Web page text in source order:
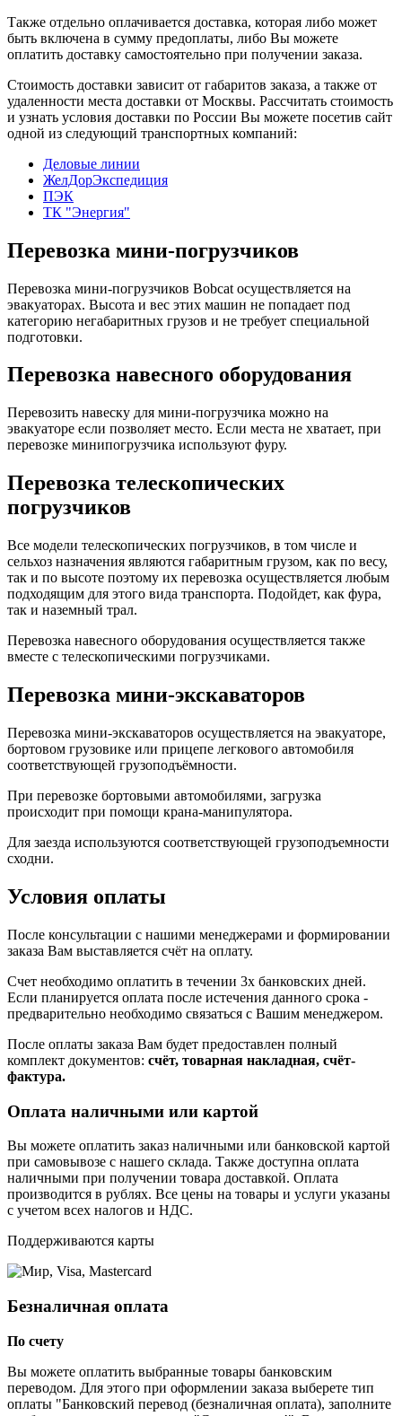
Также отдельно оплачивается доставка, которая либо может
быть включена в сумму предоплаты, либо Вы можете
оплатить доставку самостоятельно при получении заказа.
Стоимость доставки зависит от габаритов заказа, а также от
удаленности места доставки от Москвы. Рассчитать стоимость
и узнать условия доставки по России Вы можете посетив сайт
одной из следующий транспортных компаний:
Деловые линии
ЖелДорЭкспедиция
ПЭК
ТК "Энергия"
Перевозка мини-погрузчиков
Перевозка мини-погрузчиков Bobcat осуществляется на
эвакуаторах. Высота и вес этих машин не попадает под
категорию негабаритных грузов и не требует специальной
подготовки.
Перевозка навесного оборудования
Перевозить навеску для мини-погрузчика можно на
эвакуаторе если позволяет место. Если места не хватает, при
перевозке минипогрузчика используют фуру.
Перевозка телескопических
погрузчиков
Все модели телескопических погрузчиков, в том числе и
сельхоз назначения являются габаритным грузом, как по весу,
так и по высоте поэтому их перевозка осуществляется любым
подходящим для этого вида транспорта. Подойдет, как фура,
так и наземный трал.
Перевозка навесного оборудования осуществляется также
вместе с телескопическими погрузчиками.
Перевозка мини-экскаваторов
Перевозка мини-экскаваторов осуществляется на эвакуаторе,
бортовом грузовике или прицепе легкового автомобиля
соответствующей грузоподъёмности.
При перевозке бортовыми автомобилями, загрузка
происходит при помощи крана-манипулятора.
Для заезда используются соответствующей грузоподъемности
сходни.
Условия оплаты
После консультации с нашими менеджерами и формировании
заказа Вам выставляется счёт на оплату.
Счет необходимо оплатить в течении 3х банковских дней.
Если планируется оплата после истечения данного срока -
предварительно необходимо связаться с Вашим менеджером.
После оплаты заказа Вам будет предоставлен полный
комплект документов: счёт, товарная накладная, счёт-
фактура.
Оплата наличными или картой
Вы можете оплатить заказ наличными или банковской картой
при самовывозе с нашего склада. Также доступна оплата
наличными при получении товара доставкой. Оплата
производится в рублях. Все цены на товары и услуги указаны
с учетом всех налогов и НДС.
Поддерживаются карты
Безналичная оплата
По счету
Вы можете оплатить выбранные товары банковским
переводом. Для этого при оформлении заказа выберете тип
оплаты "Банковский перевод (безналичная оплата), заполните